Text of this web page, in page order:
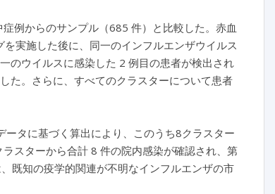
例からのサンプル（685 件）と比較した。赤血
実施した後に、同一のインフルエンザウイルス
のウイルスに感染した 2 例目の患者が検出され
た。さらに、すべてのクラスターについて患者
タに基づく算出により、このうち8クラスター
スターから合計 8 件の院内感染が確認され、第
既知の疫学的関連が不明なインフルエンザの市